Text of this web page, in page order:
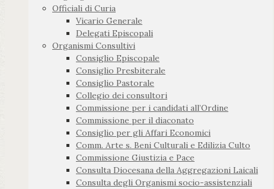
Officiali di Curia
Vicario Generale
Delegati Episcopali
Organismi Consultivi
Consiglio Episcopale
Consiglio Presbiterale
Consiglio Pastorale
Collegio dei consultori
Commissione per i candidati all’Ordine
Commissione per il diaconato
Consiglio per gli Affari Economici
Comm. Arte s. Beni Culturali e Edilizia Culto
Commissione Giustizia e Pace
Consulta Diocesana della Aggregazioni Laicali
Consulta degli Organismi socio-assistenziali